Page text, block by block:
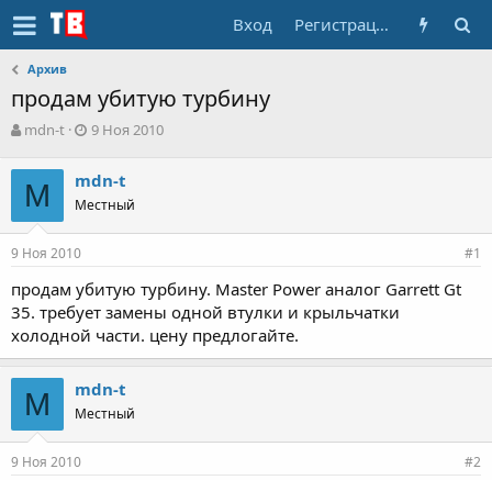
Вход Регистрация
Архив
продам убитую турбину
А
т
о
р
т
е
ы
mdn-t
Д
а
н
л
а
9 Ноя 2010
M mdn-t
Местный
9 Ноя 2010 #1
продам убитую турбину. Master Power аналог Garrett Gt
35. требует замены одной втулки и крыльчатки
холодной части. цену предлогайте.
M mdn-t
Местный
9 Ноя 2010 #2